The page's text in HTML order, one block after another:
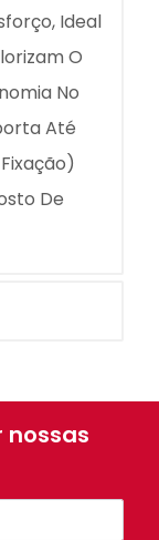
Ideal
O
No
Até
De